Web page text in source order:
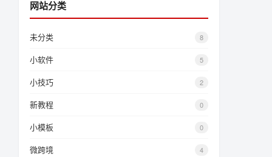
网站分类
未分类 8
小软件 5
小技巧 2
新教程 0
小模板 0
微跨境 4